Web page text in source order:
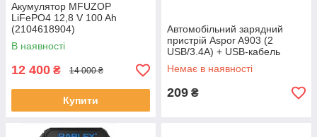
Акумулятор MFUZOP
LiFePO4 12,8 V 100 Ah
(2104618904)
В наявності
12 400 ₴ 14 000 ₴
Купити
Автомобільний зарядний
пристрій Aspor A903 (2
USB/3.4A) + USB-кабель
Type-C-білий
Немає в наявності
209 ₴